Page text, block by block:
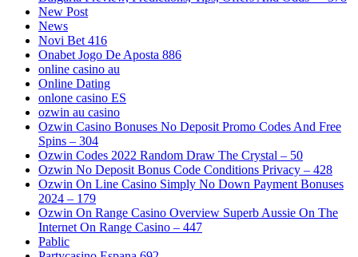
New Post
News
Novi Bet 416
Onabet Jogo De Aposta 886
online casino au
Online Dating
onlone casino ES
ozwin au casino
Ozwin Casino Bonuses No Deposit Promo Codes And Free
Spins – 304
Ozwin Codes 2022 Random Draw The Crystal – 50
Ozwin No Deposit Bonus Code Conditions Privacy – 428
Ozwin On Line Casino Simply No Down Payment Bonuses
2024 – 179
Ozwin On Range Casino Overview Superb Aussie On The
Internet On Range Casino – 447
Pablic